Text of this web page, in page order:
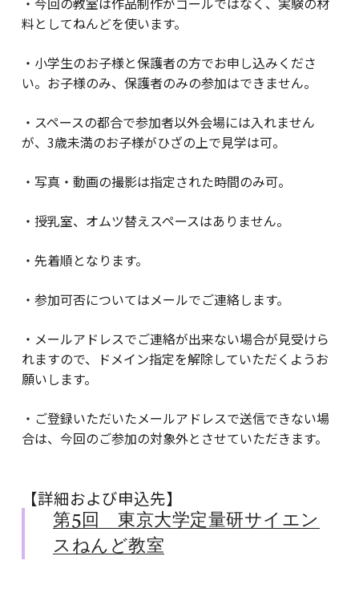
料としてねんどを使います。
・小学生のお子様と保護者の方でお申し込みくださ
い。お子様のみ、保護者のみの参加はできません。
・スペースの都合で参加者以外会場には入れません
が、3歳未満のお子様がひざの上で見学は可。
・写真・動画の撮影は指定された時間のみ可。
・授乳室、オムツ替えスペースはありません。
・先着順となります。
・参加可否についてはメールでご連絡します。
・メールアドレスでご連絡が出来ない場合が見受けら
れますので、ドメイン指定を解除していただくようお
願いします。
・ご登録いただいたメールアドレスで送信できない場
合は、今回のご参加の対象外とさせていただきます。
【詳細および申込先】
第5回 東京大学定量研サイエン
スねんど教室